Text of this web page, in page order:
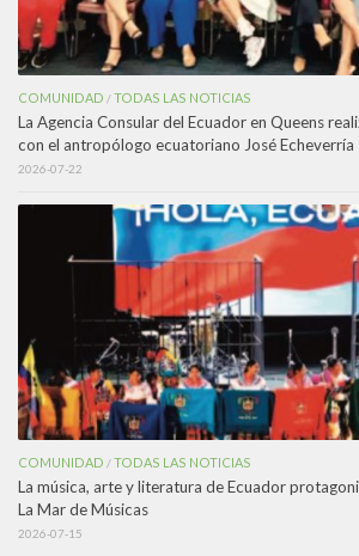
COMUNIDAD /TODAS LAS NOTICIAS
La Agencia Consular del Ecuador en Queens
con el antropólogo ecuatoriano José Echeverría
2026-07-22
COMUNIDAD /TODAS LAS NOTICIAS
La música, arte y literatura de Ecuador
La Mar de Músicas
2026-07-15